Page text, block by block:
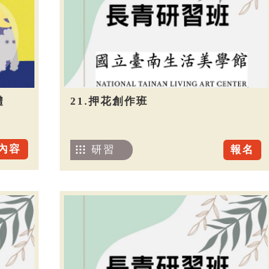
容
21.押花創作班
報名
研習